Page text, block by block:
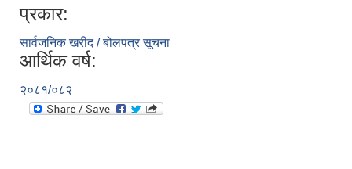
प्रकार:
सार्वजनिक खरीद / बोलपत्र सूचना
आर्थिक वर्ष:
२०८१/०८२